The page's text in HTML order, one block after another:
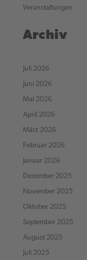
Veranstaltungen
Archiv
Juli 2026
Juni 2026
Mai 2026
April 2026
März 2026
Februar 2026
Januar 2026
Dezember 2025
November 2025
Oktober 2025
September 2025
August 2025
Juli 2025